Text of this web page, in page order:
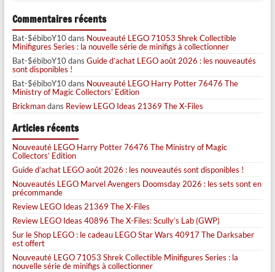
Commentaires récents
Bat-$ébiboY10dans Nouveauté LEGO 71053 Shrek Collectible
Minifigures Series : la nouvelle série de minifigs à collectionner
Bat-$ébiboY10dans Guide d’achat LEGO août 2026 : les nouveautés
sont disponibles !
Bat-$ébiboY10dans Nouveauté LEGO Harry Potter 76476 The
Ministry of Magic Collectors’ Edition
Brickmandans Review LEGO Ideas 21369 The X-Files
Articles récents
Nouveauté LEGO Harry Potter 76476 The Ministry of Magic
Collectors’ Edition
Guide d’achat LEGO août 2026 : les nouveautés sont disponibles !
Nouveautés LEGO Marvel Avengers Doomsday 2026 : les sets sont en
précommande
Review LEGO Ideas 21369 The X-Files
Review LEGO Ideas 40896 The X-Files: Scully’s Lab (GWP)
Sur le Shop LEGO : le cadeau LEGO Star Wars 40917 The Darksaber
est offert
Nouveauté LEGO 71053 Shrek Collectible Minifigures Series : la
nouvelle série de minifigs à collectionner